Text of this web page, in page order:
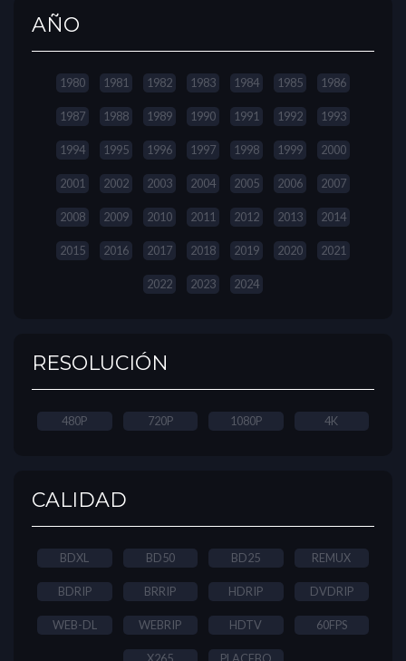
AÑO
1980 1981 1982 1983 1984 1985 1986
1987 1988 1989 1990 1991 1992 1993
1994 1995 1996 1997 1998 1999 2000
2001 2002 2003 2004 2005 2006 2007
2008 2009 2010 2011 2012 2013 2014
2015 2016 2017 2018 2019 2020 2021
2022 2023 2024
RESOLUCIÓN
480P 720P 1080P 4K
CALIDAD
BDXL BD50 BD25 REMUX
BDRIP BRRIP HDRIP DVDRIP
WEB-DL WEBRIP HDTV 60FPS